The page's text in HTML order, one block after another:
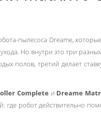
пылесоса Dreame,
Но внутри это три
полов, третий делает
Complete и Dreame
робот действительно